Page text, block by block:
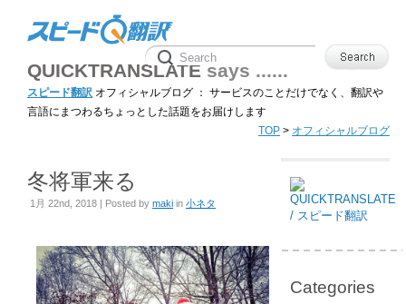
QUICKTRANSLATE says ......
スピード翻訳 オフィシャルブログ ： サービスのことだけでなく、翻訳や
言語にまつわるちょっとした話題をお届けします
TOP > オフィシャルブログ
冬将軍来る
1月 22nd, 2018 | Posted by maki in 小ネタ
Categories